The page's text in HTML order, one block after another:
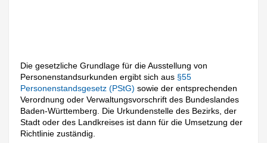
Die gesetzliche Grundlage für die Ausstellung von
Personenstandsurkunden ergibt sich aus §55
Personenstandsgesetz (PStG)sowie der entsprechenden
Verordnung oder Verwaltungsvorschrift des Bundeslandes
Baden-Württemberg. Die Urkundenstelle des Bezirks, der
Stadt oder des Landkreises ist dann für die Umsetzung der
Richtlinie zuständig.